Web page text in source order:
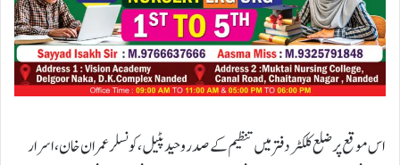
اس موقع پر ضلع کلکٹر دفتر میں تنظیم کے صدر وحید پٹیل ، کونسلر عمران خان ، اسرار